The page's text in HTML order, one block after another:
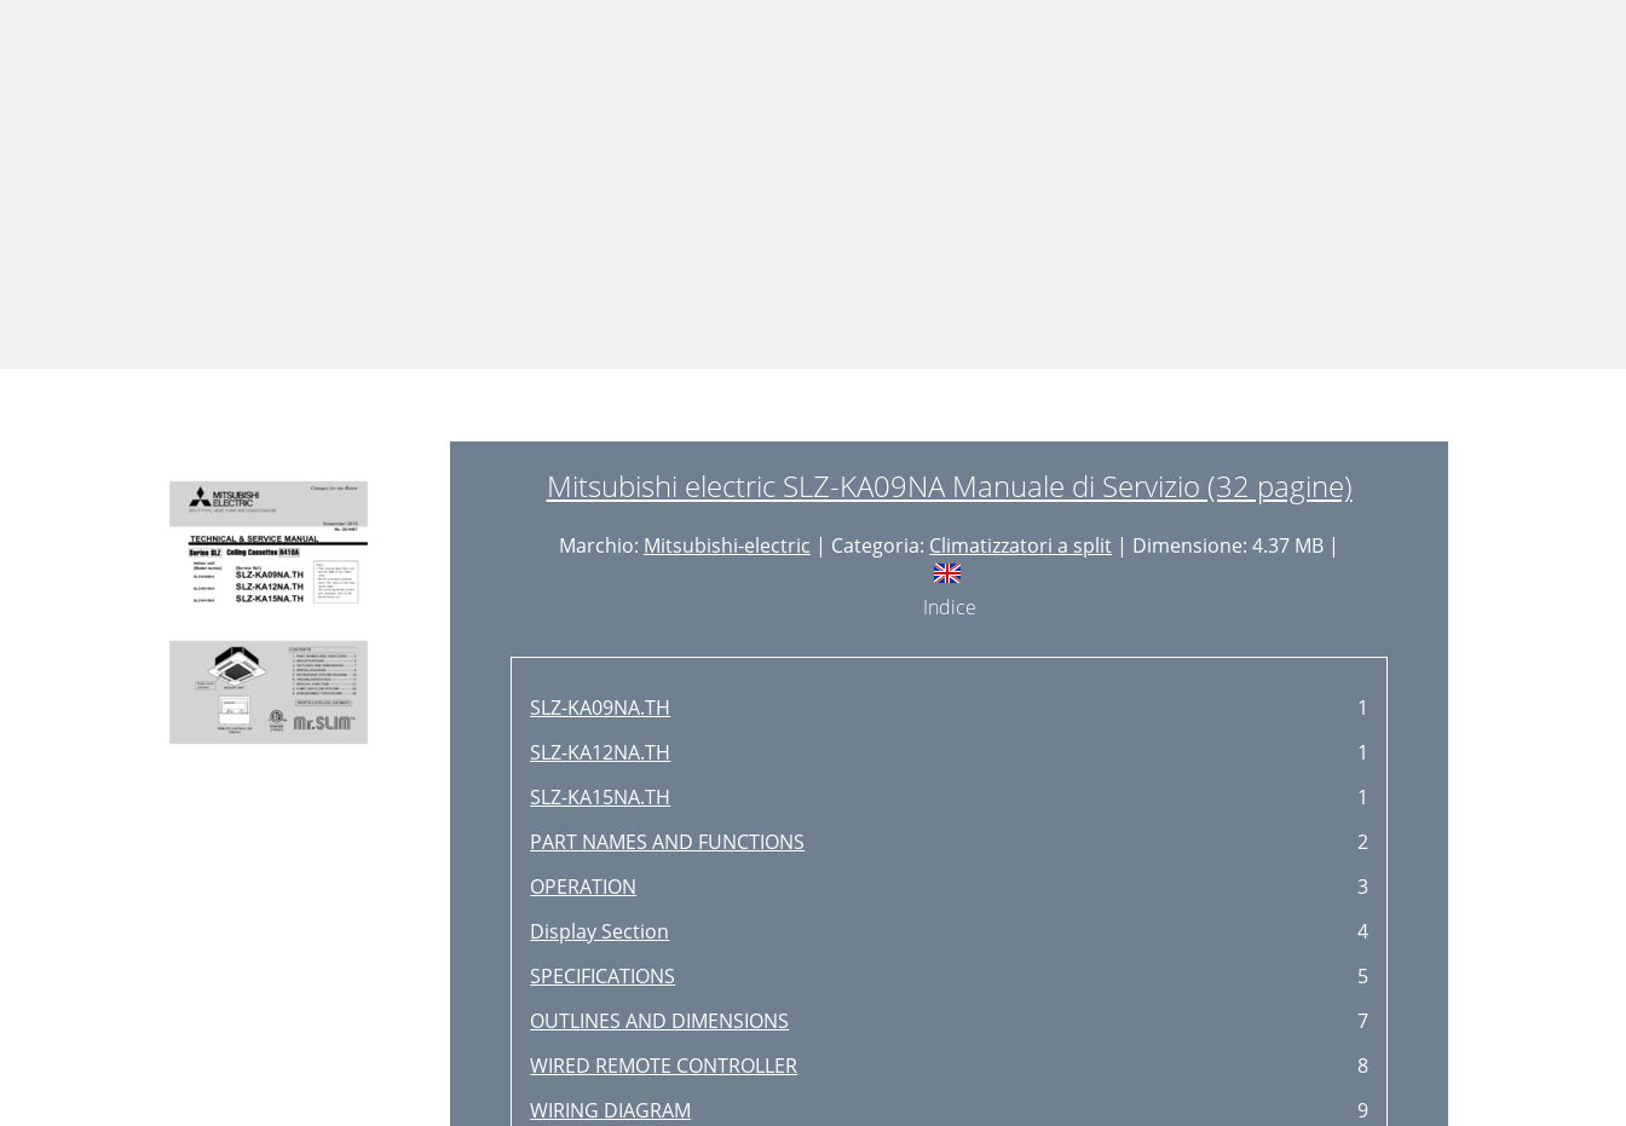
Mitsubishi electric SLZ-KA09NA Manuale di Servizio (32 pagine)
Marchio: Mitsubishi-electric | Categoria: Climatizzatori a split | Dimensione: 4.37 MB |
Indice
SLZ-KA09NA.TH
1
SLZ-KA12NA.TH
1
SLZ-KA15NA.TH
1
PART NAMES AND FUNCTIONS
2
OPERATION
3
Display Section
4
SPECIFICATIONS
5
OUTLINES AND DIMENSIONS
7
WIRED REMOTE CONTROLLER
8
WIRING DIAGRAM
9